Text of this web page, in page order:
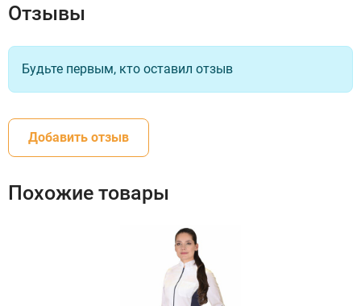
Отзывы
Будьте первым, кто оставил отзыв
Добавить отзыв
Похожие товары